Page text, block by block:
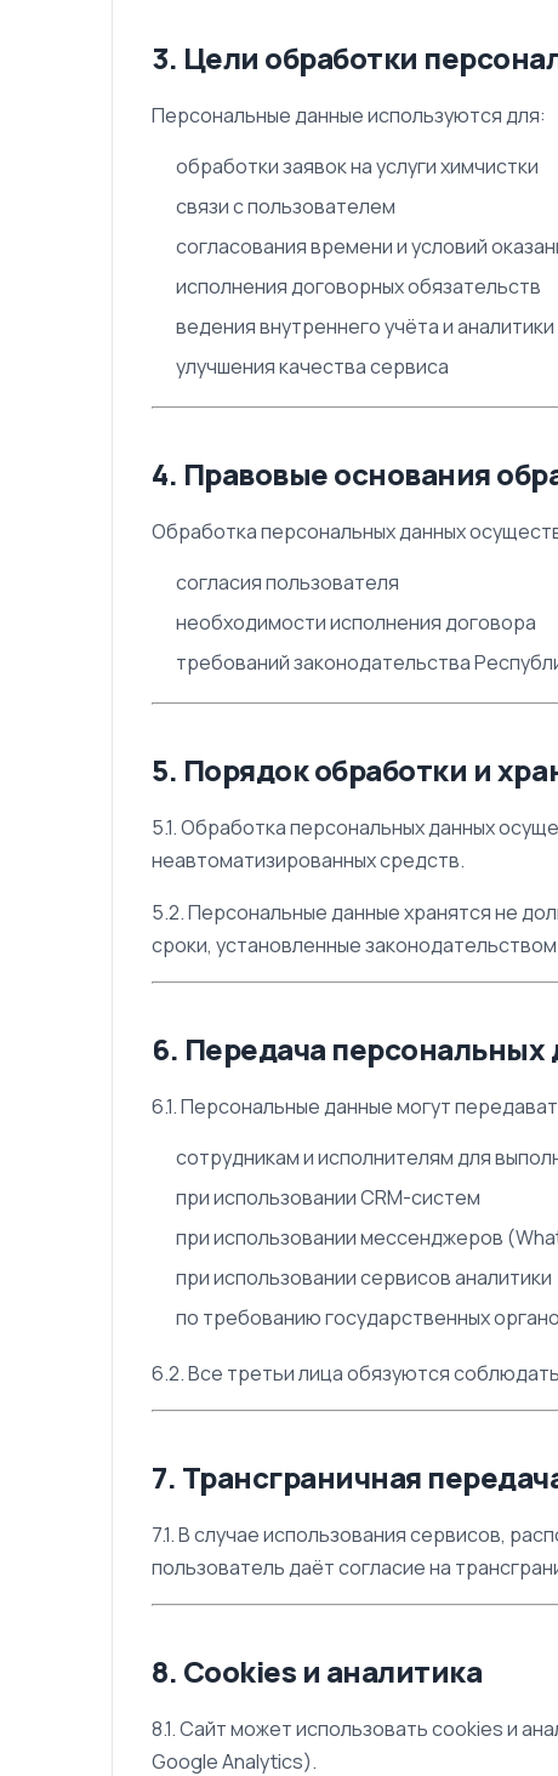
3. Цели обработки
Персональные данные используются для:
обработки заявок на услуги химчистки
связи с пользователем
согласования времени и условий
исполнения договорных обязательств
ведения внутреннего учёта и аналитики
улучшения качества сервиса
4. Правовые основания
Обработка персональных данных
согласия пользователя
необходимости исполнения договора
требований законодательства
5. Порядок обработки и
5.1. Обработка персональных данных
неавтоматизированных средств.
5.2. Персональные данные хранятся не
сроки, установленные
6. Передача
6.1. Персональные данные могут
сотрудникам и исполнителям для
при использовании CRM-систем
при использовании мессенджеров
при использовании сервисов аналитики
по требованию государственных
6.2. Все третьи лица обязуются
7. Трансграничная
7.1. В случае использования сервисов,
пользователь даёт согласие на
8. Cookies и аналитика
8.1. Сайт может использовать cookies и
Google Analytics).